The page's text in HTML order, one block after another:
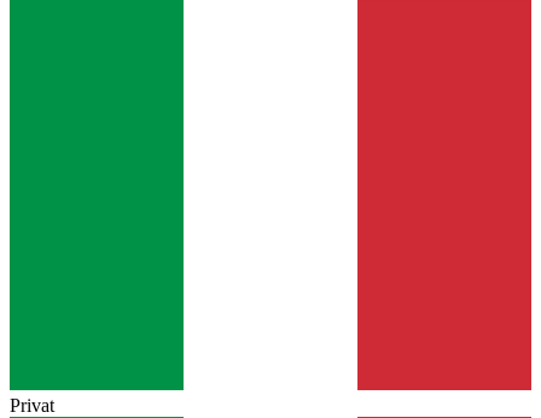
Privat